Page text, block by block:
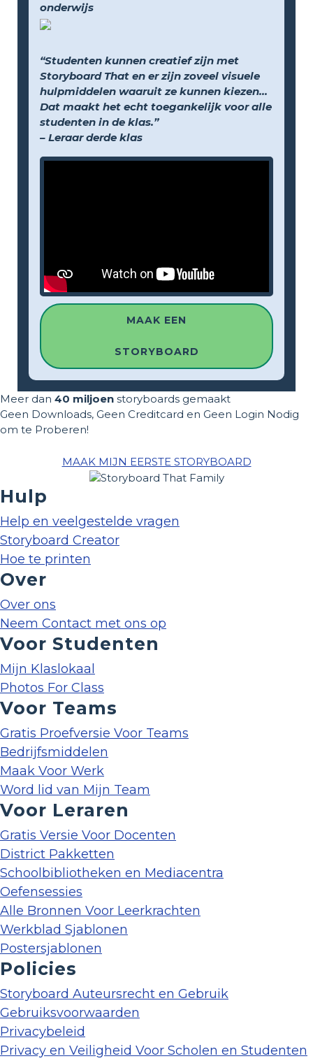
onderwijs
“Studenten kunnen creatief zijn met
Storyboard That en er zijn zoveel visuele
hulpmiddelen waaruit ze kunnen kiezen...
Dat maakt het echt toegankelijk voor alle
studenten in de klas.”
– Leraar derde klas
MAAK EEN
STORYBOARD
Meer dan 40 miljoen storyboards gemaakt
Geen Downloads, Geen Creditcard en Geen Login Nodig
om te Proberen!
MAAK MIJN EERSTE STORYBOARD
Hulp
Help en veelgestelde vragen
Storyboard Creator
Hoe te printen
Over
Over ons
Neem Contact met ons op
Voor Studenten
Mijn Klaslokaal
Photos For Class
Voor Teams
Gratis Proefversie Voor Teams
Bedrijfsmiddelen
Maak Voor Werk
Word lid van Mijn Team
Voor Leraren
Gratis Versie Voor Docenten
District Pakketten
Schoolbibliotheken en Mediacentra
Oefensessies
Alle Bronnen Voor Leerkrachten
Werkblad Sjablonen
Postersjablonen
Policies
Storyboard Auteursrecht en Gebruik
Gebruiksvoorwaarden
Privacybeleid
Privacy en Veiligheid Voor Scholen en Studenten